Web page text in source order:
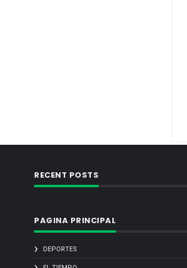
RECENT POSTS
PAGINA PRINCIPAL
DEPORTES